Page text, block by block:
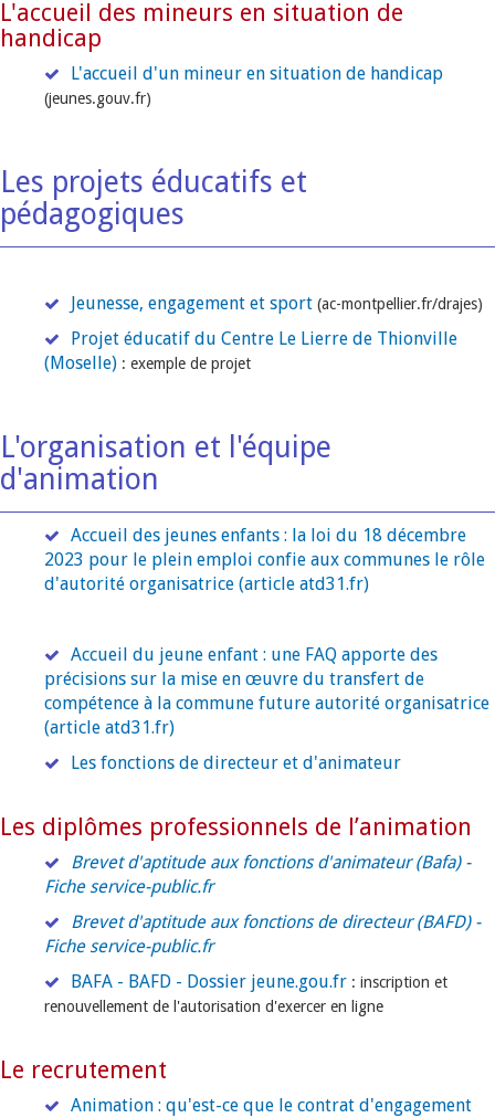
L'accueil des mineurs en situation de
handicap
L'accueil d'un mineur en situation de handicap
(jeunes.gouv.fr)
Les projets éducatifs et
pédagogiques
Jeunesse, engagement et sport (ac-montpellier.fr/drajes)
Projet éducatif du Centre Le Lierre de Thionville
(Moselle) : exemple de projet
L'organisation et l'équipe
d'animation
Accueil des jeunes enfants : la loi du 18 décembre
2023 pour le plein emploi confie aux communes le rôle
d'autorité organisatrice (article atd31.fr)
Accueil du jeune enfant : une FAQ apporte des
précisions sur la mise en œuvre du transfert de
compétence à la commune future autorité organisatrice
(article atd31.fr)
Les fonctions de directeur et d'animateur
Les diplômes professionnels de l’animation
Brevet d'aptitude aux fonctions d'animateur (Bafa) -
Fiche service-public.fr
Brevet d'aptitude aux fonctions de directeur (BAFD) -
Fiche service-public.fr
BAFA - BAFD - Dossier jeune.gou.fr : inscription et
renouvellement de l'autorisation d'exercer en ligne
Le recrutement
Animation : qu'est-ce que le contrat d'engagement